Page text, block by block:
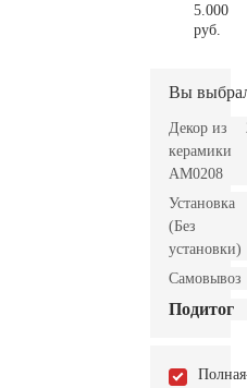
5.000
руб.
Вы
Декор из
керамики
AM0208
Установка
(Без
установки)
Самовывоз
Подитог
Полная